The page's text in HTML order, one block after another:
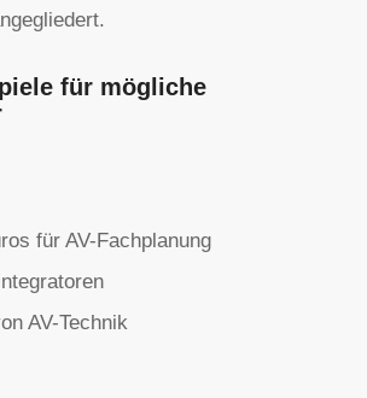
für mögliche
für AV-Fachplanung
AV-Technik